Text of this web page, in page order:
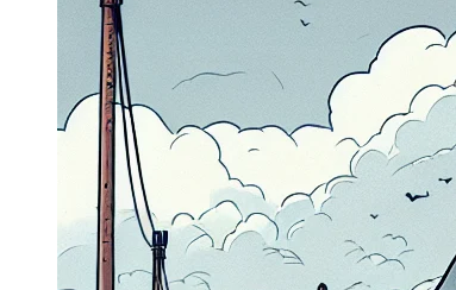
Navigație Ford Focus 1
Navigație Ford Focus 2
Navigație Ford Focus MK3
Navigație Ford Mondeo MK3
Navigație Ford Mondeo MK4
Navigație Ford Transit
Mercedes
Navigație Mercedes C Class W203
Navigație Mercedes C Class W204
Navigație Mercedes W203
Navigație Mercedes W204
Navigație Mercedes W211
Navigație Mercedes Sprinter